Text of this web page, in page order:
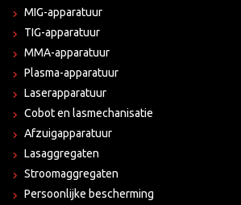
MIG-apparatuur
TIG-apparatuur
MMA-apparatuur
Plasma-apparatuur
Laserapparatuur
Cobot en lasmechanisatie
Afzuigapparatuur
Lasaggregaten
Stroomaggregaten
Persoonlijke bescherming